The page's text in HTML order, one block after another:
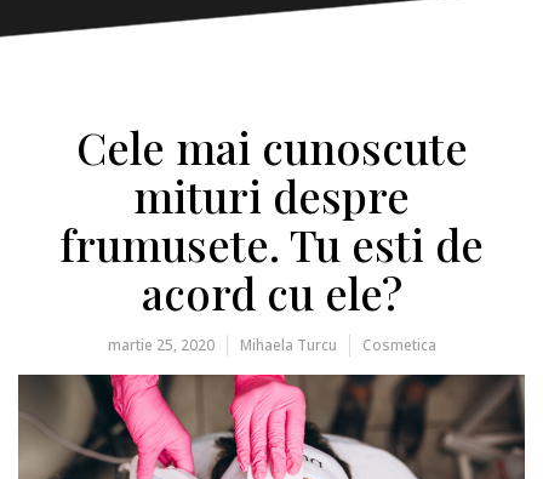
Cele mai cunoscute
mituri despre
frumusete. Tu esti de
acord cu ele?
martie 25, 2020 Mihaela Turcu Cosmetica